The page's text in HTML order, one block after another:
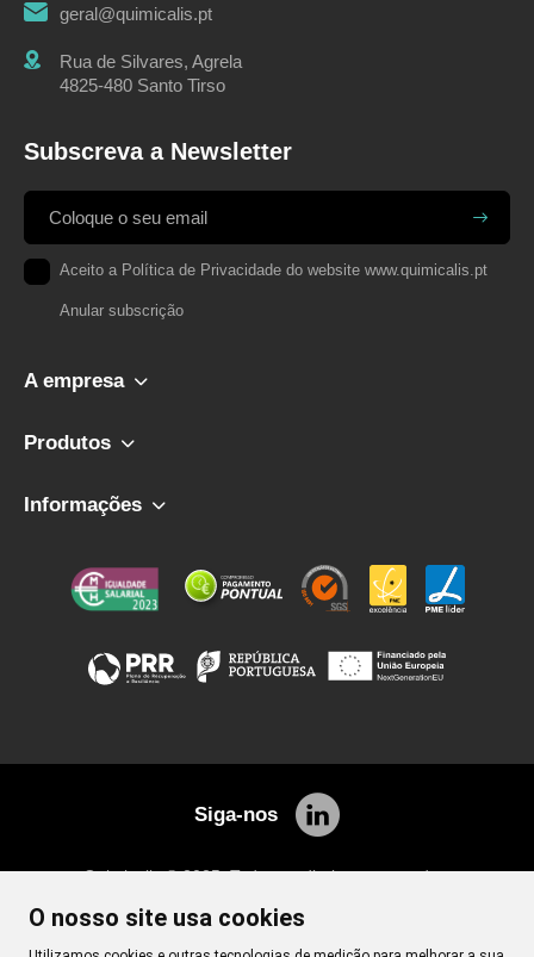
O nosso site usa cookies
geral@quimicalis.pt
Rua de Silvares, Agrela
4825-480 Santo Tirso
Subscreva a Newsletter
Aceito a Política de Privacidade do website www.quimicalis.pt
Anular subscrição
A empresa
Produtos
Informações
Quimicalis © 2025. Todos os direitos reservados.
Siga-nos